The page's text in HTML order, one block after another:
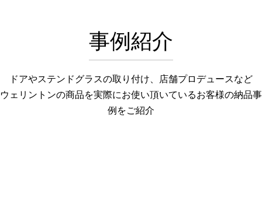
事例紹介
ドアやステンドグラスの取り付け、店舗プロデュースなど
ウェリントンの商品を実際にお使い頂いているお客様の納品事
例をご紹介